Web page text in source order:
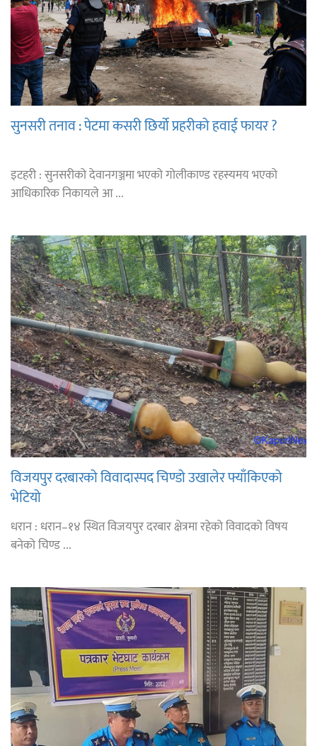
सुनसरी तनाव : पेटमा कसरी छिर्यो प्रहरीको हवाई फायर ?
इटहरी : सुनसरीको देवानगञ्जमा भएको गोलीकाण्ड रहस्यमय भएको
आधिकारिक निकायले आ ...
विजयपुर दरबारको विवादास्पद चिण्डो उखालेर फ्याँकिएको
भेटियो
धरान : धरान–१४ स्थित विजयपुर दरबार क्षेत्रमा रहेको विवादको विषय
बनेको चिण्ड ...